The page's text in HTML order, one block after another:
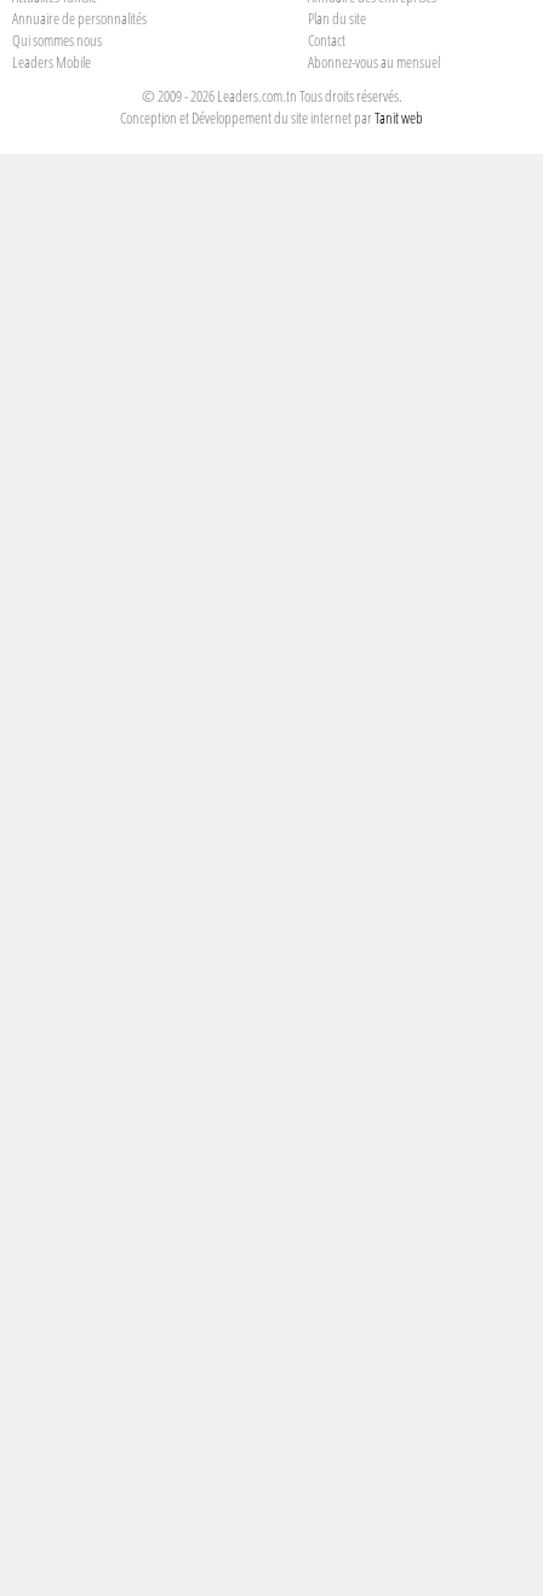
Annuaire de personnalités
Plan du site
Qui sommes nous
Contact
Leaders Mobile
Abonnez-vous au mensuel
© 2009 - 2026 Leaders.com.tn Tous droits réservés.
Conception et Développement du site internet parTanit web